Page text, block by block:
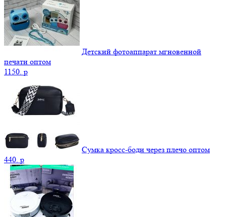
Детский фотоаппарат мгновенной
печати оптом
1150. p
Сумка кросс-боди через плечо оптом
440. p